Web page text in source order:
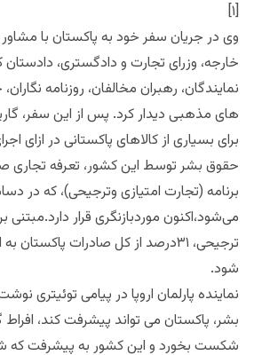
[۱]
وی در جریان سفر خود به پاکستان با مشاور
خارجه، وزرای تجارت و دادگستری،
نمایندگان، رهبران مخالفان، روزنامه
های مذهبی دیدار کرد. پس از این سفر،
حقوق بشر توسط این کشور، تعرفه تجاری
می‌شود،اکنون موردبازنگری قرار دارد.مبتنی
ترجیحی، ۳۱درصد از کل صادرات
شود.
نماینده پارلمان اروپا در پیامی توئیتری
بشر، پاکستان می تواند پیشرفت کند، افراط
شکست بخورد و این کشور به پیشرفت که